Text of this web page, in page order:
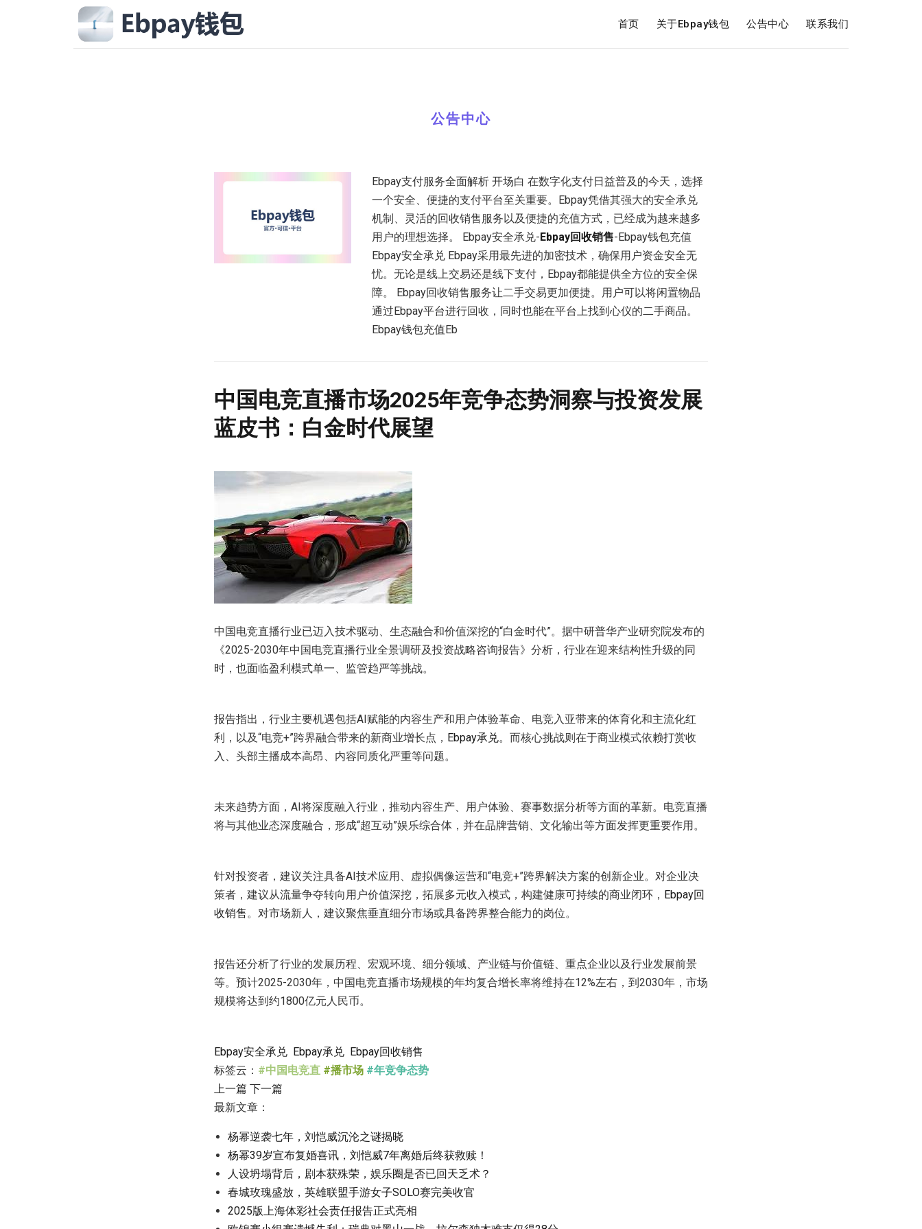
首页 关于Ebpay钱包 公告中心 联系我们
公告中心
Ebpay支付服务全面解析 开场白 在数字化支付日益普及的今天，选择
一个安全、便捷的支付平台至关重要。Ebpay凭借其强大的安全承兑
机制、灵活的回收销售服务以及便捷的充值方式，已经成为越来越多
用户的理想选择。 Ebpay安全承兑-Ebpay回收销售-Ebpay钱包充值
Ebpay安全承兑 Ebpay采用最先进的加密技术，确保用户资金安全无
忧。无论是线上交易还是线下支付，Ebpay都能提供全方位的安全保
障。 Ebpay回收销售服务让二手交易更加便捷。用户可以将闲置物品
通过Ebpay平台进行回收，同时也能在平台上找到心仪的二手商品。
Ebpay钱包充值Eb
中国电竞直播市场2025年竞争态势洞察与投资发展
蓝皮书：白金时代展望
中国电竞直播行业已迈入技术驱动、生态融合和价值深挖的“白金时代”。据中研普华产业研究院发布的
《2025-2030年中国电竞直播行业全景调研及投资战略咨询报告》分析，行业在迎来结构性升级的同
时，也面临盈利模式单一、监管趋严等挑战。
报告指出，行业主要机遇包括AI赋能的内容生产和用户体验革命、电竞入亚带来的体育化和主流化红
利，以及“电竞+”跨界融合带来的新商业增长点， Ebpay承兑。而核心挑战则在于商业模式依赖打赏收
入、头部主播成本高昂、内容同质化严重等问题。
未来趋势方面，AI将深度融入行业，推动内容生产、用户体验、赛事数据分析等方面的革新。电竞直播
将与其他业态深度融合，形成“超互动”娱乐综合体，并在品牌营销、文化输出等方面发挥更重要作用。
针对投资者，建议关注具备AI技术应用、虚拟偶像运营和“电竞+”跨界解决方案的创新企业。对企业决
策者，建议从流量争夺转向用户价值深挖，拓展多元收入模式，构建健康可持续的商业闭环， Ebpay回
收销售。对市场新人，建议聚焦垂直细分市场或具备跨界整合能力的岗位。
报告还分析了行业的发展历程、宏观环境、细分领域、产业链与价值链、重点企业以及行业发展前景
等。预计2025-2030年，中国电竞直播市场规模的年均复合增长率将维持在12%左右，到2030年，市场
规模将达到约1800亿元人民币。
Ebpay安全承兑 Ebpay承兑 Ebpay回收销售
标签云： #中国电竞直 #播市场 #年竞争态势
上一篇 下一篇
最新文章：
杨幂逆袭七年，刘恺威沉沦之谜揭晓
杨幂39岁宣布复婚喜讯，刘恺威7年离婚后终获救赎！
人设坍塌背后，剧本获殊荣，娱乐圈是否已回天乏术？
春城玫瑰盛放，英雄联盟手游女子SOLO赛完美收官
2025版上海体彩社会责任报告正式亮相